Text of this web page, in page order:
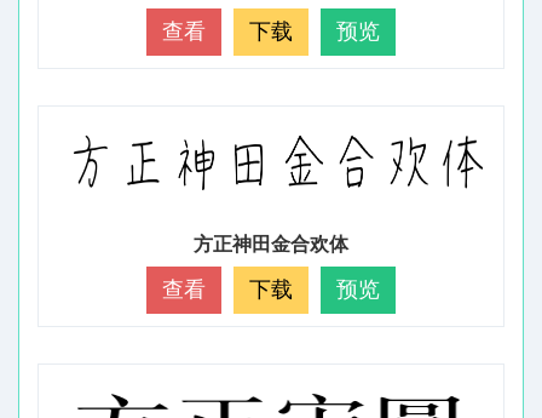
查看 下载 预览
方正神田金合欢体
查看 下载 预览